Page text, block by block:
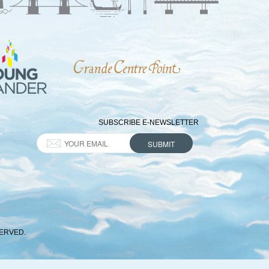
SUBSCRIBE E-NEWSLETTER